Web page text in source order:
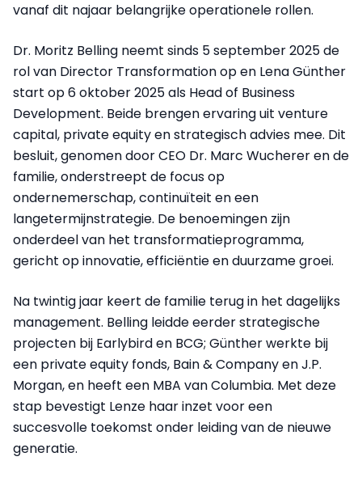
vanaf dit najaar belangrijke operationele rollen.
Dr. Moritz Belling neemt sinds 5 september 2025 de
rol van Director Transformation op en Lena Günther
start op 6 oktober 2025 als Head of Business
Development. Beide brengen ervaring uit venture
capital, private equity en strategisch advies mee. Dit
besluit, genomen door CEO Dr. Marc Wucherer en de
familie, onderstreept de focus op
ondernemerschap, continuïteit en een
langetermijnstrategie. De benoemingen zijn
onderdeel van het transformatieprogramma,
gericht op innovatie, efficiëntie en duurzame groei.
Na twintig jaar keert de familie terug in het dagelijks
management. Belling leidde eerder strategische
projecten bij Earlybird en BCG; Günther werkte bij
een private equity fonds, Bain & Company en J.P.
Morgan, en heeft een MBA van Columbia. Met deze
stap bevestigt Lenze haar inzet voor een
succesvolle toekomst onder leiding van de nieuwe
generatie.